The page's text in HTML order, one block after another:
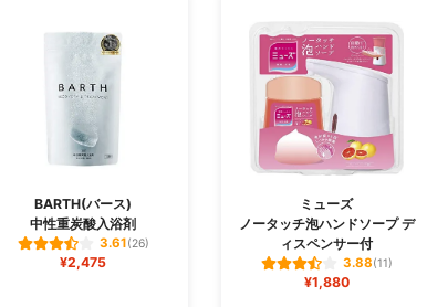
BARTH(バース)
中性重炭酸入浴剤
3.61(26)
¥2,475
ミューズ
ノータッチ泡ハンドソープ デ
ィスペンサー付
3.88(11)
¥1,880